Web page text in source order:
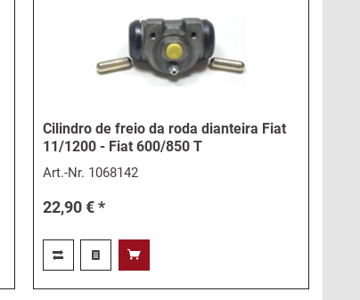
Cilindro de freio da roda dianteira Fiat
11/1200 - Fiat 600/850 T
Art.-Nr. 1068142
22,90 € *